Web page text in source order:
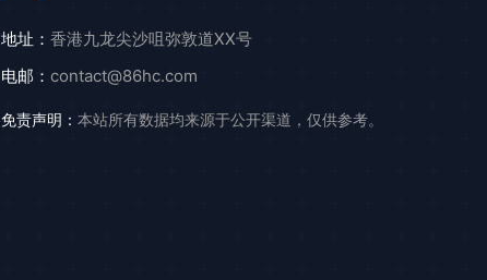
地址： 香港九龙尖沙咀弥敦道XX号
电邮： contact@86hc.com
免责声明： 本站所有数据均来源于公开渠道，仅供参考。